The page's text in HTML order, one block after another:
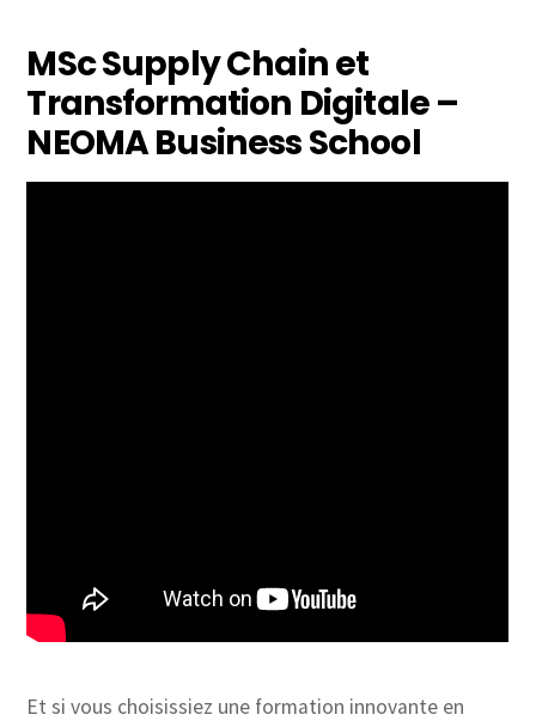
MSc Supply Chain et
Transformation Digitale –
NEOMA Business School
Et si vous choisissiez une formation innovante en